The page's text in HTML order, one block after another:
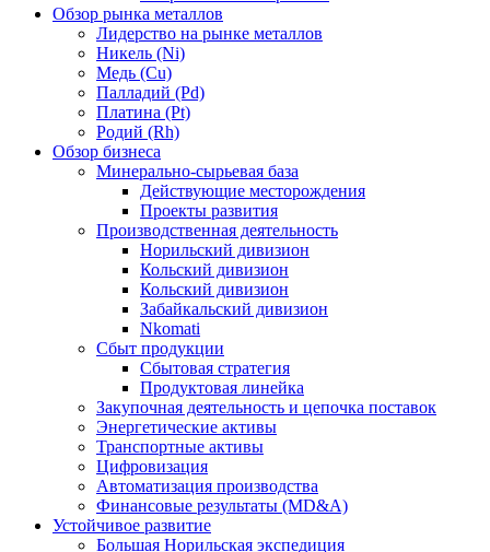
Обзор рынка металлов
Лидерство на рынке металлов
Никель (Ni)
Медь (Cu)
Палладий (Pd)
Платина (Pt)
Родий (Rh)
Обзор бизнеса
Минерально-сырьевая база
Действующие месторождения
Проекты развития
Производственная деятельность
Норильский дивизион
Кольский дивизион
Кольский дивизион
Забайкальский дивизион
Nkomati
Сбыт продукции
Сбытовая стратегия
Продуктовая линейка
Закупочная деятельность и цепочка поставок
Энергетические активы
Транспортные активы
Цифровизация
Автоматизация производства
Финансовые результаты (MD&A)
Устойчивое развитие
Большая Норильская экспедиция